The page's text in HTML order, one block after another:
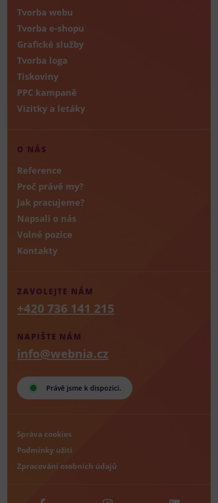
Tvorba webu
Tvorba e-shopu
Grafické služby
Tvorba loga
Tiskoviny
PPC kampaně
Vizitky a letáky
O NÁS
Reference
Proč právě my?
Jak pracujeme?
Napsali o nás
Volné pozice
Kontakty
Právě jsme k dispozici.
NAPIŠTE NÁM
info@webnia.cz
ZAVOLEJTE NÁM
+420 736 141 215
Správa cookies
Podmínky užití
Zpracování osobních údajů